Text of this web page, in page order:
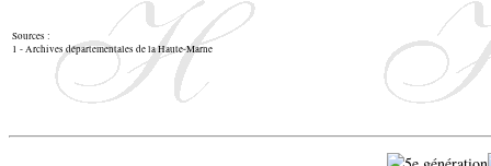
Sources :
1 - Archives départementales de la Haute-Marne